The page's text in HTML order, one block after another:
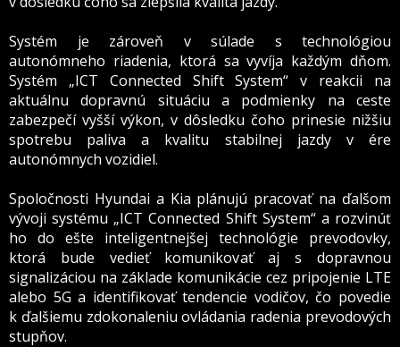
Systém je zároveň v súlade s technológiou
autonómneho riadenia, ktorá sa vyvíja každým dňom.
Systém „ICT Connected Shift System“ v reakcii na
aktuálnu dopravnú situáciu a podmienky na ceste
zabezpečí vyšší výkon, v dôsledku čoho prinesie nižšiu
spotrebu paliva a kvalitu stabilnej jazdy v ére
autonómnych vozidiel.
Spoločnosti Hyundai a Kia plánujú pracovať na ďalšom
vývoji systému „ICT Connected Shift System“ a rozvinúť
ho do ešte inteligentnejšej technológie prevodovky,
ktorá bude vedieť komunikovať aj s dopravnou
signalizáciou na základe komunikácie cez pripojenie LTE
alebo 5G a identifikovať tendencie vodičov, čo povedie
k ďalšiemu zdokonaleniu ovládania radenia prevodových
stupňov.